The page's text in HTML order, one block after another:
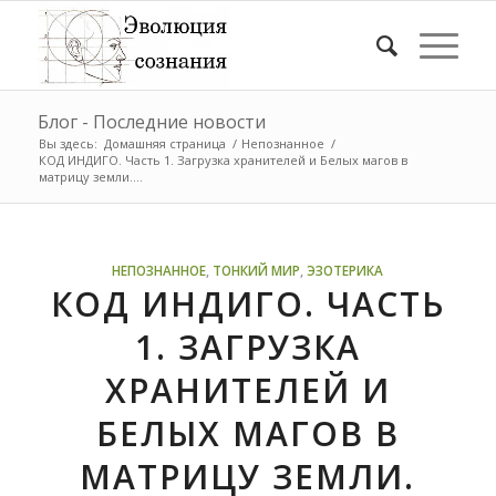
Блог - Последние новости
Вы здесь: Домашняя страница / Непознанное /
КОД ИНДИГО. Часть 1. Загрузка хранителей и Белых магов в
матрицу земли....
НЕПОЗНАННОЕ ТОНКИЙ МИР ,ЭЗОТЕРИКА
КОД ИНДИГО. ЧАСТЬ
1. ЗАГРУЗКА
ХРАНИТЕЛЕЙ И
БЕЛЫХ МАГОВ В
МАТРИЦУ ЗЕМЛИ.